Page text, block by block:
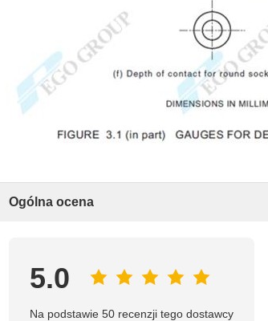
Ogólna ocena
5.0
Na podstawie 50 recenzji tego dostawcy